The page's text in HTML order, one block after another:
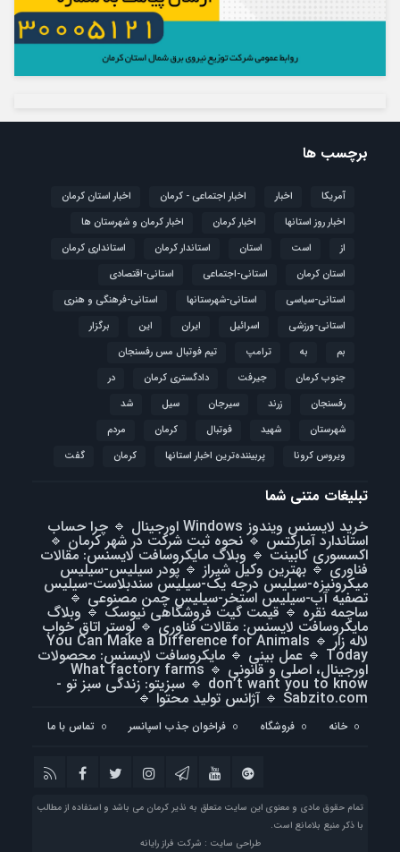
برچسب ها
آمریکا اخبار اخبار اجتماعی - کرمان
اخبار استان کرمان
اخبار روز استانها
اخبار کرمان
اخبار کرمان و شهرستان ها
از
است استان استاندار کرمان
استانداری کرمان
استان کرمان
استانی-اجتماعی
استانی-اقتصادی
استانی-سیاسی
استانی-شهرستانها
استانی-فرهنگی و هنری
استانی-ورزشی
اسرائیل ایران این
برگزار
بم
به ترامپ
تیم فوتبال مس رفسنجان
جنوب کرمان
جیرفت دادگستری کرمان
در
رفسنجان
زرند سیرجان سیل
شد
شهرستان
شهید فوتبال كرمان
مردم
ویروس کرونا
پربیننده‌ترین اخبار استانها کرمان گفت
تبلیغات متنی شما
خرید لایسنس ویندوز Windows اورجینال
🔹 چرا حساب
استاندارد آمارکتس 🔹نحوه ثبت شرکت در شهر کرمان 🔹
اکسسوری کابینت 🔹 وبلاگ مایکروسافت لایسنس: مقالات
فناوری🔹 بهترین وکیل شیراز 🔹پودر سیلیس-سیلیس
میکرونیزه-سیلیس درجه یک-سیلیس سندبلاست-سیلیس
تصفیه آب-سیلیس استخر-سیلیس چمن مصنوعی 🔹
ساچمه نقره 🔹قیمت گیت فروشگاهی نیوسک 🔹 وبلاگ
مایکروسافت لایسنس: مقالات فناوری🔹لوستر اتاق خواب
لاله زار 🔹
You Can Make a Difference for Animals
Today
🔹 عمل بینی 🔹 مایکروسافت لایسنس: محصولات
اورجینال، اصلی و قانونی 🔹
What factory farms
don’t want you to know
🔹 سبزیتو: زندگی سبز تو -
Sabzito.com
🔹 آژانس تولید محتوا🔹
خانه فروشگاه فراخوان جذب اسپانسر تماس با ما
تمام حقوق مادی و معنوی این سایت متعلق به نذیر کرمان می باشد و استفاده از مطالب
با ذکر منبع بلامانع است.
طراحی سایت : شرکت فراز رایانه